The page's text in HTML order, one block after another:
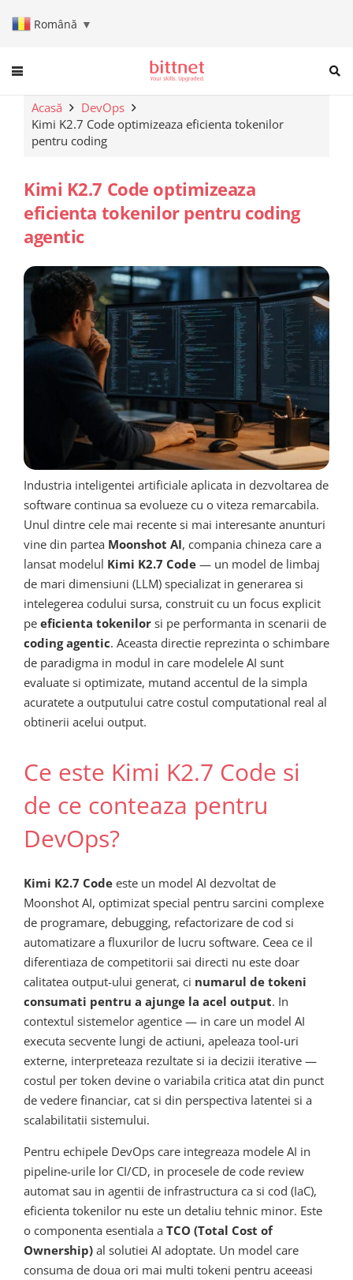
Română ▼
When autocomplete results
Acasă
DevOps
Kimi K2.7 Code optimizeaza eficienta tokenilor
pentru coding
Kimi K2.7 Code optimizeaza
eficienta tokenilor pentru coding
agentic
Industria inteligentei artificiale aplicata in dezvoltarea de
software continua sa evolueze cu o viteza remarcabila.
Unul dintre cele mai recente si mai interesante anunturi
vine din partea Moonshot AI, compania chineza care a
lansat modelul Kimi K2.7 Code — un model de limbaj
de mari dimensiuni (LLM) specializat in generarea si
intelegerea codului sursa, construit cu un focus explicit
pe eficienta tokenilor si pe performanta in scenarii de
coding agentic. Aceasta directie reprezinta o schimbare
de paradigma in modul in care modelele AI sunt
evaluate si optimizate, mutand accentul de la simpla
acuratete a outputului catre costul computational real al
obtinerii acelui output.
Ce este Kimi K2.7 Code si
de ce conteaza pentru
DevOps?
Kimi K2.7 Code este un model AI dezvoltat de
Moonshot AI, optimizat special pentru sarcini complexe
de programare, debugging, refactorizare de cod si
automatizare a fluxurilor de lucru software. Ceea ce il
diferentiaza de competitorii sai directi nu este doar
calitatea output-ului generat, ci numarul de tokeni
consumati pentru a ajunge la acel output. In
contextul sistemelor agentice — in care un model AI
executa secvente lungi de actiuni, apeleaza tool-uri
externe, interpreteaza rezultate si ia decizii iterative —
costul per token devine o variabila critica atat din punct
de vedere financiar, cat si din perspectiva latentei si a
scalabilitatii sistemului.
Pentru echipele DevOps care integreaza modele AI in
pipeline-urile lor CI/CD, in procesele de code review
automat sau in agentii de infrastructura ca si cod (IaC),
eficienta tokenilor nu este un detaliu tehnic minor. Este
o componenta esentiala a TCO (Total Cost of
Ownership) al solutiei AI adoptate. Un model care
consuma de doua ori mai multi tokeni pentru aceeasi